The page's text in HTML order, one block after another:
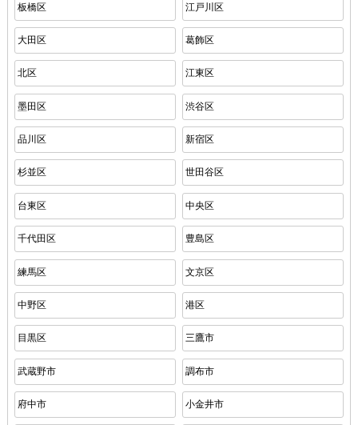
板橋区 江戸川区
大田区 葛飾区
北区 江東区
墨田区 渋谷区
品川区 新宿区
杉並区 世田谷区
台東区 中央区
千代田区 豊島区
練馬区 文京区
中野区 港区
目黒区 三鷹市
武蔵野市 調布市
府中市 小金井市